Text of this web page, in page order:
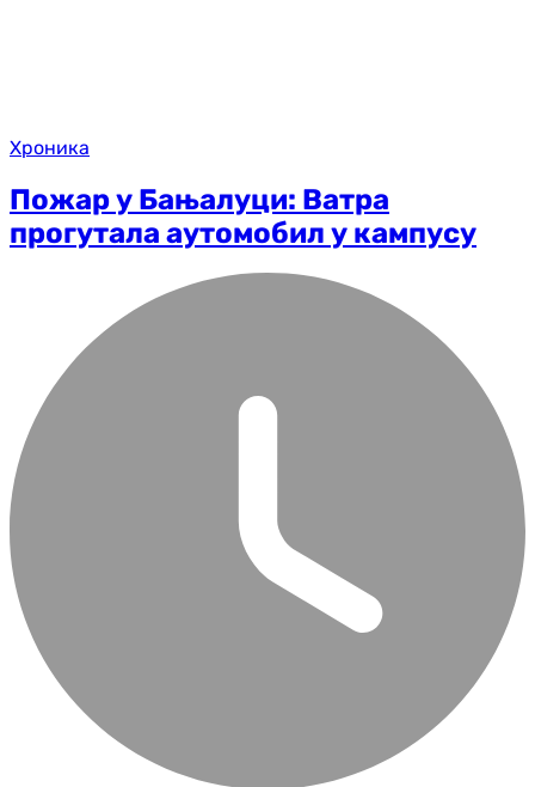
Хроника
Пожар у Бањалуци: Ватра
прогутала аутомобил у кампусу